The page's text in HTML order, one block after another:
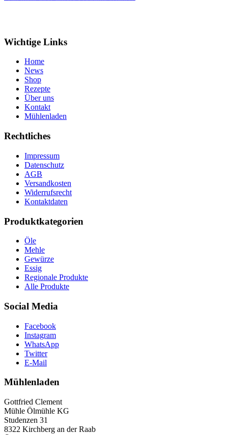
Wichtige Links
Home
News
Shop
Rezepte
Über uns
Kontakt
Mühlenladen
Rechtliches
Impressum
Datenschutz
AGB
Versandkosten
Widerrufsrecht
Kontaktdaten
Produktkategorien
Öle
Mehle
Gewürze
Essig
Regionale Produkte
Alle Produkte
Social Media
Facebook
Instagram
WhatsApp
Twitter
E-Mail
Mühlenladen
Gottfried Clement
Mühle Ölmühle KG
Studenzen 31
8322 Kirchberg an der Raab